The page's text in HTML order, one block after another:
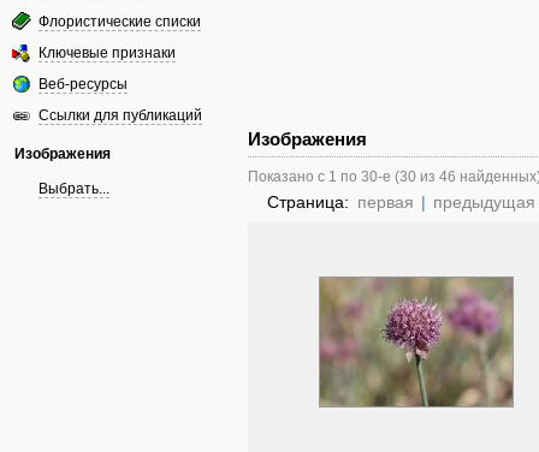
Флористические списки
Ключевые признаки
Веб-ресурсы
Ссылки для публикаций
Изображения
Выбрать...
Изображения
Показано с 1 по 30-е (30 из 46
Страница: первая | предыдущая